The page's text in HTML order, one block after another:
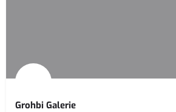
Grohbi Galerie